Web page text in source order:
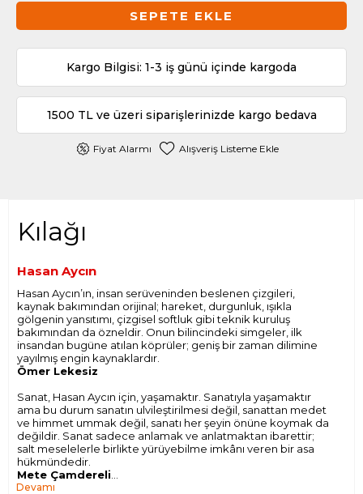
SEPETE EKLE
Kargo Bilgisi: 1-3 iş günü içinde kargoda
1500 TL ve üzeri siparişlerinizde kargo bedava
Fiyat Alarmı Alışveriş Listeme Ekle
Kılağı
Hasan Aycın
Hasan Aycın’ın, insan serüveninden beslenen çizgileri,
kaynak bakımından orijinal; hareket, durgunluk, ışıkla
gölgenin yansıtımı, çizgisel softluk gibi teknik kuruluş
bakımından da özneldir. Onun bilincindeki simgeler, ilk
insandan bugüne atılan köprüler; geniş bir zaman dilimine
yayılmış engin kaynaklardır.
Ömer Lekesiz
Sanat, Hasan Aycın için, yaşamaktır. Sanatıyla yaşamaktır
ama bu durum sanatın ulvileştirilmesi değil, sanattan medet
ve himmet ummak değil, sanatı her şeyin önüne koymak da
değildir. Sanat sadece anlamak ve anlatmaktan ibarettir;
salt meselelerle birlikte yürüyebilme imkânı veren bir asa
hükmündedir.
Mete Çamdereli
Devamı